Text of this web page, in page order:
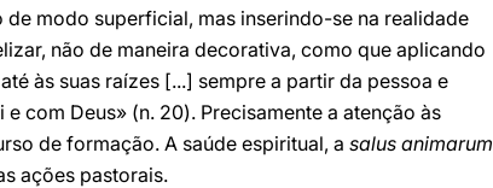
modo superficial, mas inserindo-se na realidade
não de maneira decorativa, como que aplicando
às suas raízes [...] sempre a partir da pessoa e
com Deus» (n. 20). Precisamente a atenção às
de formação. A saúde espiritual, a salus animarum
ações pastorais.